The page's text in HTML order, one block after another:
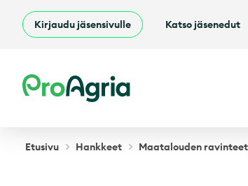
Kirjaudu jäsensivulle Katso jäsenedut
ProAgria
Etusivu Hankkeet Maatalouden